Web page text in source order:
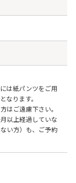
は紙パンツをご用
なります。
はご遠慮下さい。
以上経過していな
い方）も、ご予約